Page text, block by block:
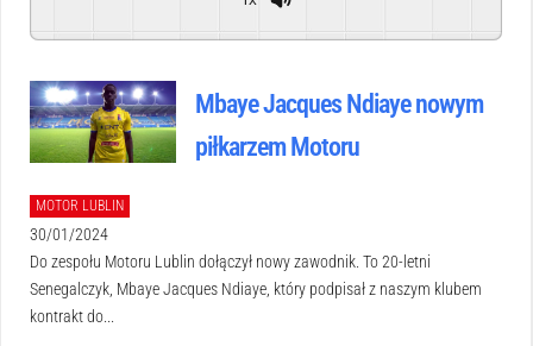
Mbaye Jacques Ndiaye nowym
piłkarzem Motoru
MOTOR LUBLIN
30/01/2024
Do zespołu Motoru Lublin dołączył nowy zawodnik. To 20-letni
Senegalczyk, Mbaye Jacques Ndiaye, który podpisał z naszym klubem
kontrakt do...